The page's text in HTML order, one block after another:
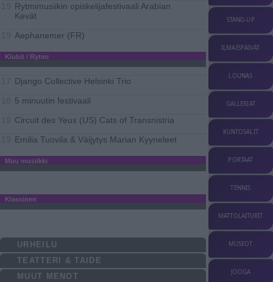
Rytmimusiikin opiskelijafestivaali Arabian
Kevät
Aephanemer (FR)
Klubit / Rytmi
Django Collective Helsinki Trio
5 minuutin festivaali
Circuit des Yeux (US) Cats of Transnistria
Emilia Tuovila & Väijytys Marian Kyyneleet
Muu musiikki
Klassinen
URHEILU
TEATTERI & TAIDE
MUUT MENOT
STAND-UP
ILMAISPÄIVÄT
LOUNAS
GALLERIAT
KUNTOSALIT
PORTAAT
TENNIS
MATTOLAITURIT
MUSEOT
JOOGA